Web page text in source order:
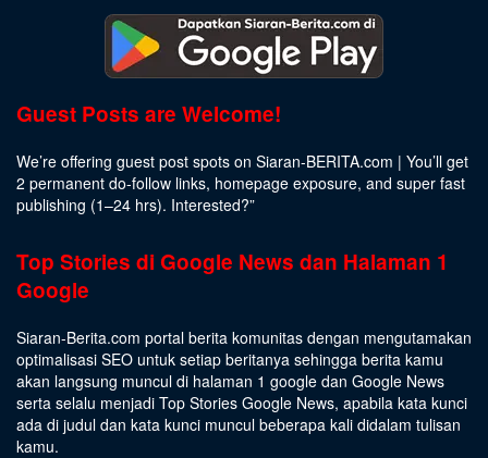
Guest Posts are Welcome!
We’re offering guest post spots on Siaran-BERITA.com | You’ll get
2 permanent do-follow links, homepage exposure, and super fast
publishing (1–24 hrs). Interested?”
Top Stories di Google News dan Halaman 1
Google
Siaran-Berita.com portal berita komunitas dengan mengutamakan
optimalisasi SEO untuk setiap beritanya sehingga berita kamu
akan langsung muncul di halaman 1 google dan Google News
serta selalu menjadi Top Stories Google News, apabila kata kunci
ada di judul dan kata kunci muncul beberapa kali didalam tulisan
kamu.